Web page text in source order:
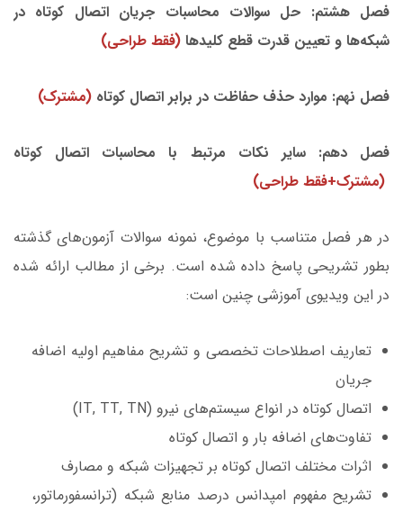
فصل هشتم: حل سوالات محاسبات جریان اتصال کوتاه در
شبکه‌ها و تعیین قدرت قطع کلیدها (فقط طراحی)
فصل نهم: موارد حذف حفاظت در برابر اتصال کوتاه (مشترک)
فصل دهم: سایر نکات مرتبط با محاسبات اتصال کوتاه
(مشترک+فقط طراحی)
در هر فصل متناسب با موضوع، نمونه سوالات آزمون‌های گذشته
بطور تشریحی پاسخ داده شده است. برخی از مطالب ارائه شده
در این ویدیوی آموزشی چنین است:
تعاریف اصطلاحات تخصصی و تشریح مفاهیم اولیه اضافه
جریان
اتصال کوتاه در انواع سیستم‌های نیرو (IT, TT, TN)
تفاوت‌های اضافه بار و اتصال کوتاه
اثرات مختلف اتصال کوتاه بر تجهیزات شبکه و مصارف
تشریح مفهوم امپدانس درصد منابع شبکه (ترانسفورماتور،